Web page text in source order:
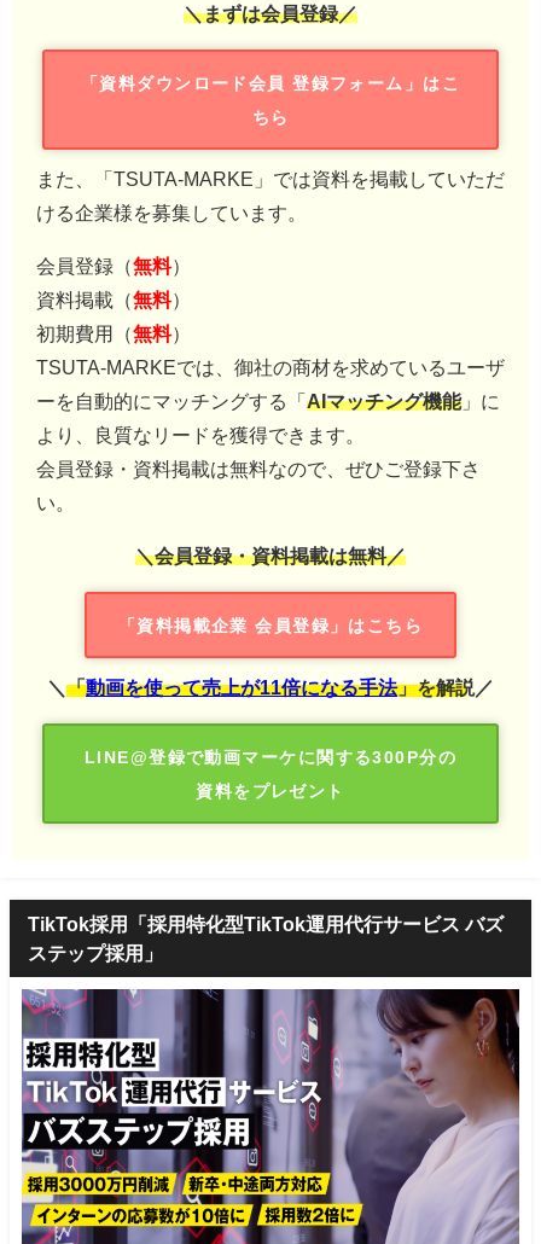
＼まずは会員登録／
「資料ダウンロード会員 登録フォーム」はこ
ちら
また、「TSUTA-MARKE」では資料を掲載していただ
ける企業様を募集しています。
会員登録（無料）
資料掲載（無料）
初期費用（無料）
TSUTA-MARKEでは、御社の商材を求めているユーザ
ーを自動的にマッチングする「 AIマッチング機能」に
より、良質なリードを獲得できます。
会員登録・資料掲載は無料なので、ぜひご登録下さ
い。
＼会員登録・資料掲載は無料／
「資料掲載企業 会員登録」はこちら
＼ 「動画を使って売上が11倍になる手法」を解説 ／
LINE@登録で動画マーケに関する300P分の
資料をプレゼント
TikTok採用「採用特化型TikTok運用代行サービス バズ
ステップ採用」